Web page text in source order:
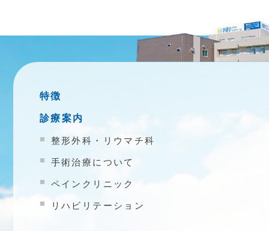
特徴
診療案内
整形外科・リウマチ科
手術治療について
ペインクリニック
リハビリテーション